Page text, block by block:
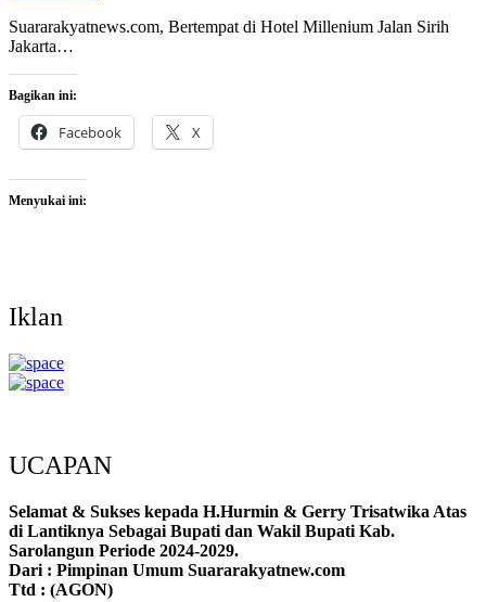
Suararakyatnews.com, Bertempat di Hotel Millenium Jalan Sirih
Jakarta…
Bagikan ini:
Facebook X
Menyukai ini:
Iklan
UCAPAN
Selamat & Sukses kepada H.Hurmin & Gerry Trisatwika Atas
di Lantiknya Sebagai Bupati dan Wakil Bupati Kab.
Sarolangun Periode 2024-2029.
Dari : Pimpinan Umum Suararakyatnew.com
Ttd : (AGON)